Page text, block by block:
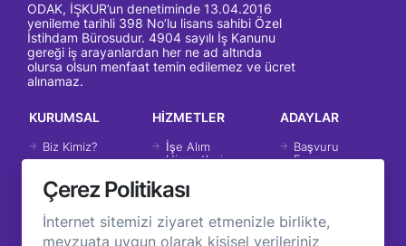
ODAK, İŞKUR’un denetiminde 13.04.2016
yenileme tarihli 398 No’lu lisans sahibi Özel
İstihdam Bürosudur. 4904 sayılı İş Kanunu
gereği iş arayanlardan her ne ad altında
olursa olsun menfaat temin edilemez ve ücret
alınamaz.
KURUMSAL
Biz Kimiz?
Vizyon &
Misyon
Değerlerimiz
HİZMETLER
İşe Alım
Hizmetleri
İK Danışmanlık
Hizmetleri
Eğitim ve
Koçluk
ADAYLAR
Başvuru
Formu
Çerez Politikası
İnternet sitemizi ziyaret etmenizle birlikte,
mevzuata uygun olarak kişisel verileriniz